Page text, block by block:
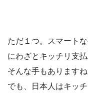
ただ１つ。スマート
にわざとキッチリ支
そんな手もありますね
でも、日本人はキッ